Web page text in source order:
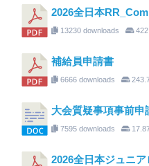
2026全日本
13230 downloads
補給員申請書
6666 downloads
大会質疑事項事前申
7595 downloads
2026全日本ジュニ